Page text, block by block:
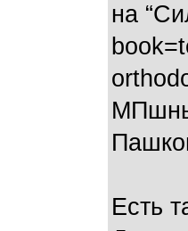
на
Есть